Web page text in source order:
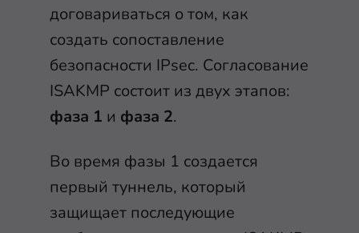
договариваться о том, как
создать сопоставление
безопасности IPsec. Согласование
ISAKMP состоит из двух этапов:
фаза 1 и фаза 2.
Во время фазы 1 создается
первый туннель, который
защищает последующие